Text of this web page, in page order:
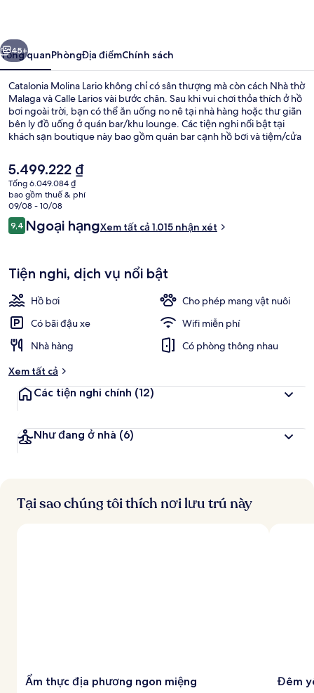
Tiếp
45+
Tổng quanPhòngĐịa điểmChính sách
Catalonia Molina Lario không chỉ có sân thượng mà còn cách Nhà thờ
Malaga và Calle Larios vài bước chân. Sau khi vui chơi thỏa thích ở hồ
bơi ngoài trời, bạn có thể ăn uống no nê tại nhà hàng hoặc thư giãn
bên ly đồ uống ở quán bar/khu lounge. Các tiện nghi nổi bật tại
khách sạn boutique này bao gồm quán bar cạnh hồ bơi và tiệm/cửa
bar. Dịch vụ giao thông công cộng chỉ cách một quãng đi bộ ngắn:
cách Ga La Marina 2 phút và Ga La Malagueta 11 phút.
Giá
hiện
tại
là
5.499.222 ₫
5.499.222 ₫
Tổng 6.049.084 ₫
bao gồm thuế & phí
09/08 - 10/08
Nhận
xét
9,49,4 trên 10,
Ngoại hạngXem tất cả 1.015 nhận xét
Tiện nghi, dịch vụ nổi bật
Hồ bơi
Cho phép mang vật nuôi
Có bãi đậu xe
Wifi miễn phí
Nhà hàng
Có phòng thông nhau
Xem tất cả
Các tiện nghi chính (12)
Như đang ở nhà (6)
Tại sao chúng tôi thích nơi lưu trú này
Ẩm thực địa phương ngon miệng Đêm